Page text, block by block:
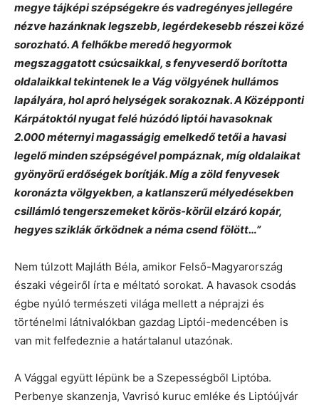
megye tájképi szépségekre és vadregényes jellegére
nézve hazánknak legszebb, legérdekesebb részei közé
sorozható. A felhőkbe meredő hegyormok
megszaggatott csúcsaikkal, s fenyveserdő borította
oldalaikkal tekintenek le a Vág völgyének hullámos
lapályára, hol apró helységek sorakoznak. A Középponti
Kárpátoktól nyugat felé húzódó liptói havasoknak
2.000 méternyi magasságig emelkedő tetői a havasi
legelő minden szépségével pompáznak, míg oldalaikat
gyönyörű erdőségek borítják. Míg a zöld fenyvesek
koronázta völgyekben, a katlanszerű mélyedésekben
csillámló tengerszemeket körös-körül elzáró kopár,
hegyes sziklák őrködnek a néma csend fölött…”
Nem túlzott Majláth Béla, amikor Felső-Magyarország
északi végeiről írta e méltató sorokat. A havasok csodás
égbe nyúló természeti világa mellett a néprajzi és
történelmi látnivalókban gazdag Liptói-medencében is
van mit felfedeznie a határtalanul utazónak.
A Vággal együtt lépünk be a Szepességből Liptóba.
Perbenye skanzenja, Vavrisó kuruc emléke és Liptóújvár